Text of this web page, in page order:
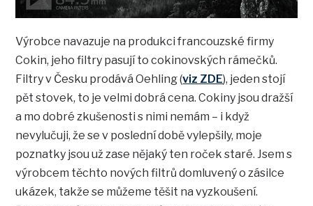
Výrobce navazuje na produkci francouzské firmy
Cokin, jeho filtry pasují to cokinovských rámečků.
Filtry v Česku prodává Oehling (viz ZDE), jeden stojí
pět stovek, to je velmi dobrá cena. Cokiny jsou dražší
a mo dobré zkušenosti s nimi nemám – i když
nevylučuji, že se v poslední době vylepšily, moje
poznatky jsou už zase nějaký ten roček staré. Jsem s
výrobcem těchto nových filtrů domluvený o zásilce
ukázek, takže se můžeme těšit na vyzkoušení.